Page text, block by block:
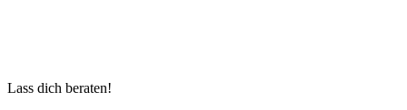
Lass dich beraten!